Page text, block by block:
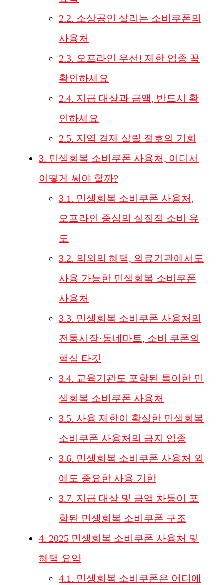
2.2. 소상공인 살리는 소비쿠폰의
사용처
2.3. 오프라인 우선! 제한 업종 꼭
확인하세요
2.4. 지급 대상과 금액, 반드시 확
인하세요
2.5. 지역 경제 살릴 절호의 기회
3. 민생회복 소비쿠폰 사용처, 어디서
어떻게 써야 할까?
3.1. 민생회복 소비쿠폰 사용처,
오프라인 중심의 실질적 소비 유
도
3.2. 의외의 혜택, 의료기관에서도
사용 가능한 민생회복 소비쿠폰
사용처
3.3. 민생회복 소비쿠폰 사용처의
전통시장·동네마트, 소비 쿠폰의
핵심 타깃
3.4. 교육기관도 포함된 특이한 민
생회복 소비쿠폰 사용처
3.5. 사용 제한이 확실한 민생회복
소비쿠폰 사용처의 금지 업종
3.6. 민생회복 소비쿠폰 사용처 외
에도 중요한 사용 기한
3.7. 지급 대상 및 금액 차등이 포
함된 민생회복 소비쿠폰 구조
4. 2025 민생회복 소비쿠폰 사용처 및
혜택 요약
4.1. 민생회복 소비쿠폰은 어디에